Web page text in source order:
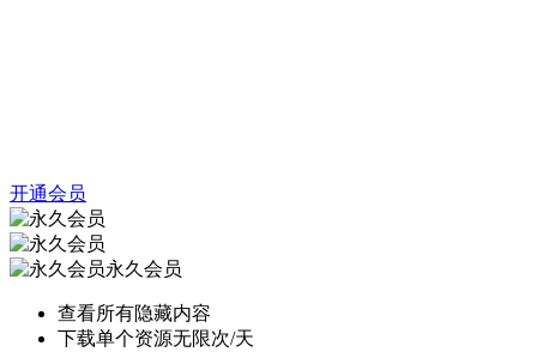
开通会员
永久会员
查看所有隐藏内容
下载单个资源无限次/天